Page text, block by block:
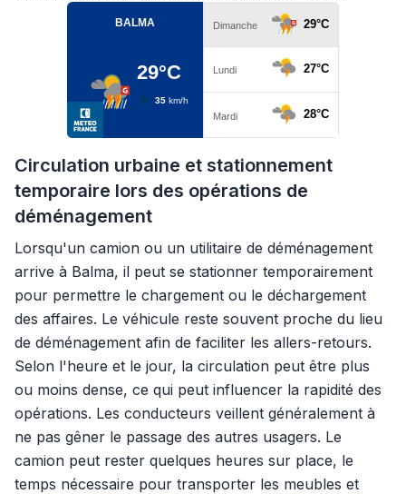
Circulation urbaine et stationnement
temporaire lors des opérations de
déménagement
Lorsqu'un camion ou un utilitaire de déménagement
arrive à Balma, il peut se stationner temporairement
pour permettre le chargement ou le déchargement
des affaires. Le véhicule reste souvent proche du lieu
de déménagement afin de faciliter les allers-retours.
Selon l'heure et le jour, la circulation peut être plus
ou moins dense, ce qui peut influencer la rapidité des
opérations. Les conducteurs veillent généralement à
ne pas gêner le passage des autres usagers. Le
camion peut rester quelques heures sur place, le
temps nécessaire pour transporter les meubles et